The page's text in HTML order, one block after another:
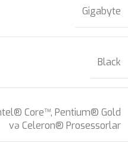
Gigabyte
Black
Core™, Pentium® Gold
və Celeron® Prosessorlar